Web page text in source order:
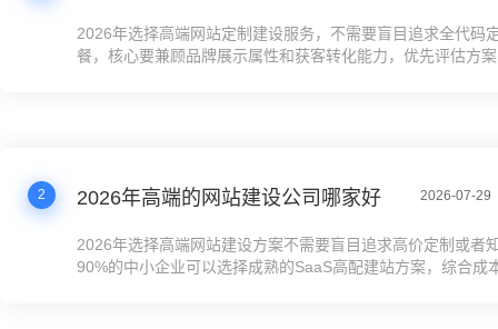
2026年选择高端网站定制建设服务，不需要盲目追求全代码
餐，核心要兼顾品牌展示属性和获客转化能力，优先评估方
2 2026年高端的网站建设公司哪家好 2026-07-29
2026年选择高端网站建设方案不需要盲目追求高价定制或者
90%的中小企业可以选择成熟的SaaS高配建站方案，综合成